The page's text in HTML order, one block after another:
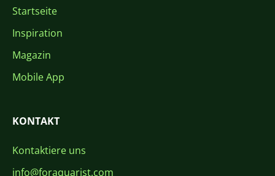
Startseite
Inspiration
Magazin
Mobile App
KONTAKT
Kontaktiere uns
info@foraquarist.com